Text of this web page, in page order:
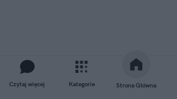
Czytaj więcej Kategorie Strona Główna